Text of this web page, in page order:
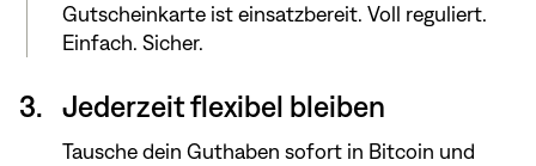
Gutscheinkarte ist einsatzbereit. Voll reguliert.
Einfach. Sicher.
3. Jederzeit flexibel bleiben
Tausche dein Guthaben sofort in Bitcoin und